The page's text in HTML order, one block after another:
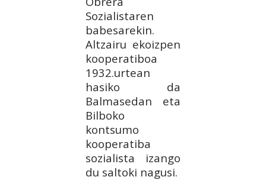
Sozialistaren
babesarekin.
Altzairu ekoizpen
kooperatiboa
1932.urtean
hasiko da
Balmasedan eta
Bilboko
kontsumo
kooperatiba
sozialista izango
du saltoki nagusi.